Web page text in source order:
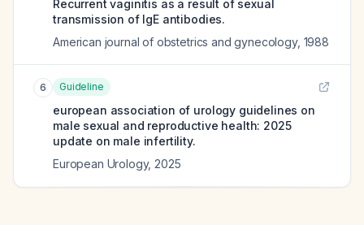
Recurrent vaginitis as a result of sexual
transmission of IgE antibodies.
American journal of obstetrics and gynecology, 1988
6 Guideline
european association of urology guidelines on
male sexual and reproductive health: 2025
update on male infertility.
European Urology, 2025